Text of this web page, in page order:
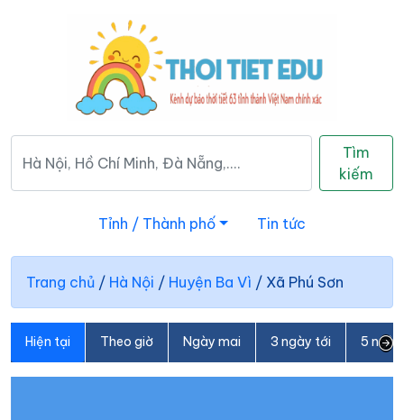
Tìm
kiếm
Tỉnh / Thành phố Tin tức
Trang chủ / Hà Nội / Huyện Ba Vì / Xã Phú Sơn
Hiện tại Theo giờ Ngày mai 3 ngày tới 5